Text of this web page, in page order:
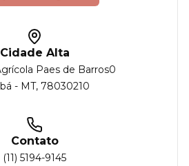
Cidade Alta
Paes de Barros0
- MT, 78030210
Contato
(11) 5194-9145